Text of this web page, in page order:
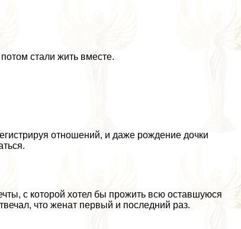
стали жить вместе.
отношений, и даже рождение дочки
с которой хотел бы прожить всю оставшуюся
что женат первый и последний раз.